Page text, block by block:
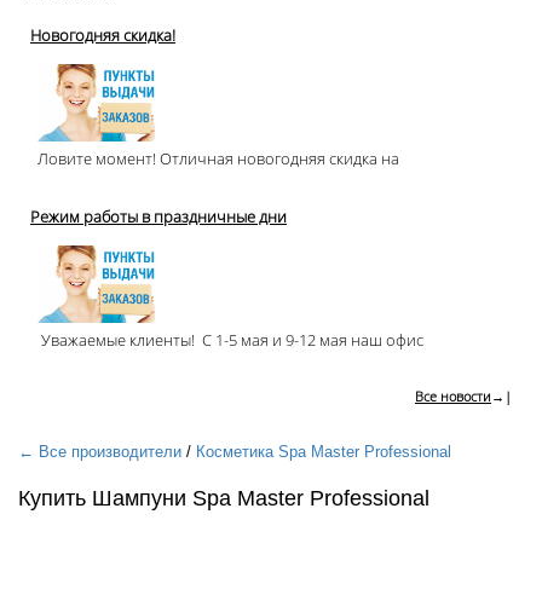
Новогодняя скидка!
Ловите момент! Отличная новогодняя скидка на
Режим работы в праздничные дни
Уважаемые клиенты! С 1-5 мая и 9-12 мая наш офис
Все новости →|
← Все производители / Косметика Spa Master Professional
Купить Шампуни Spa Master Professional